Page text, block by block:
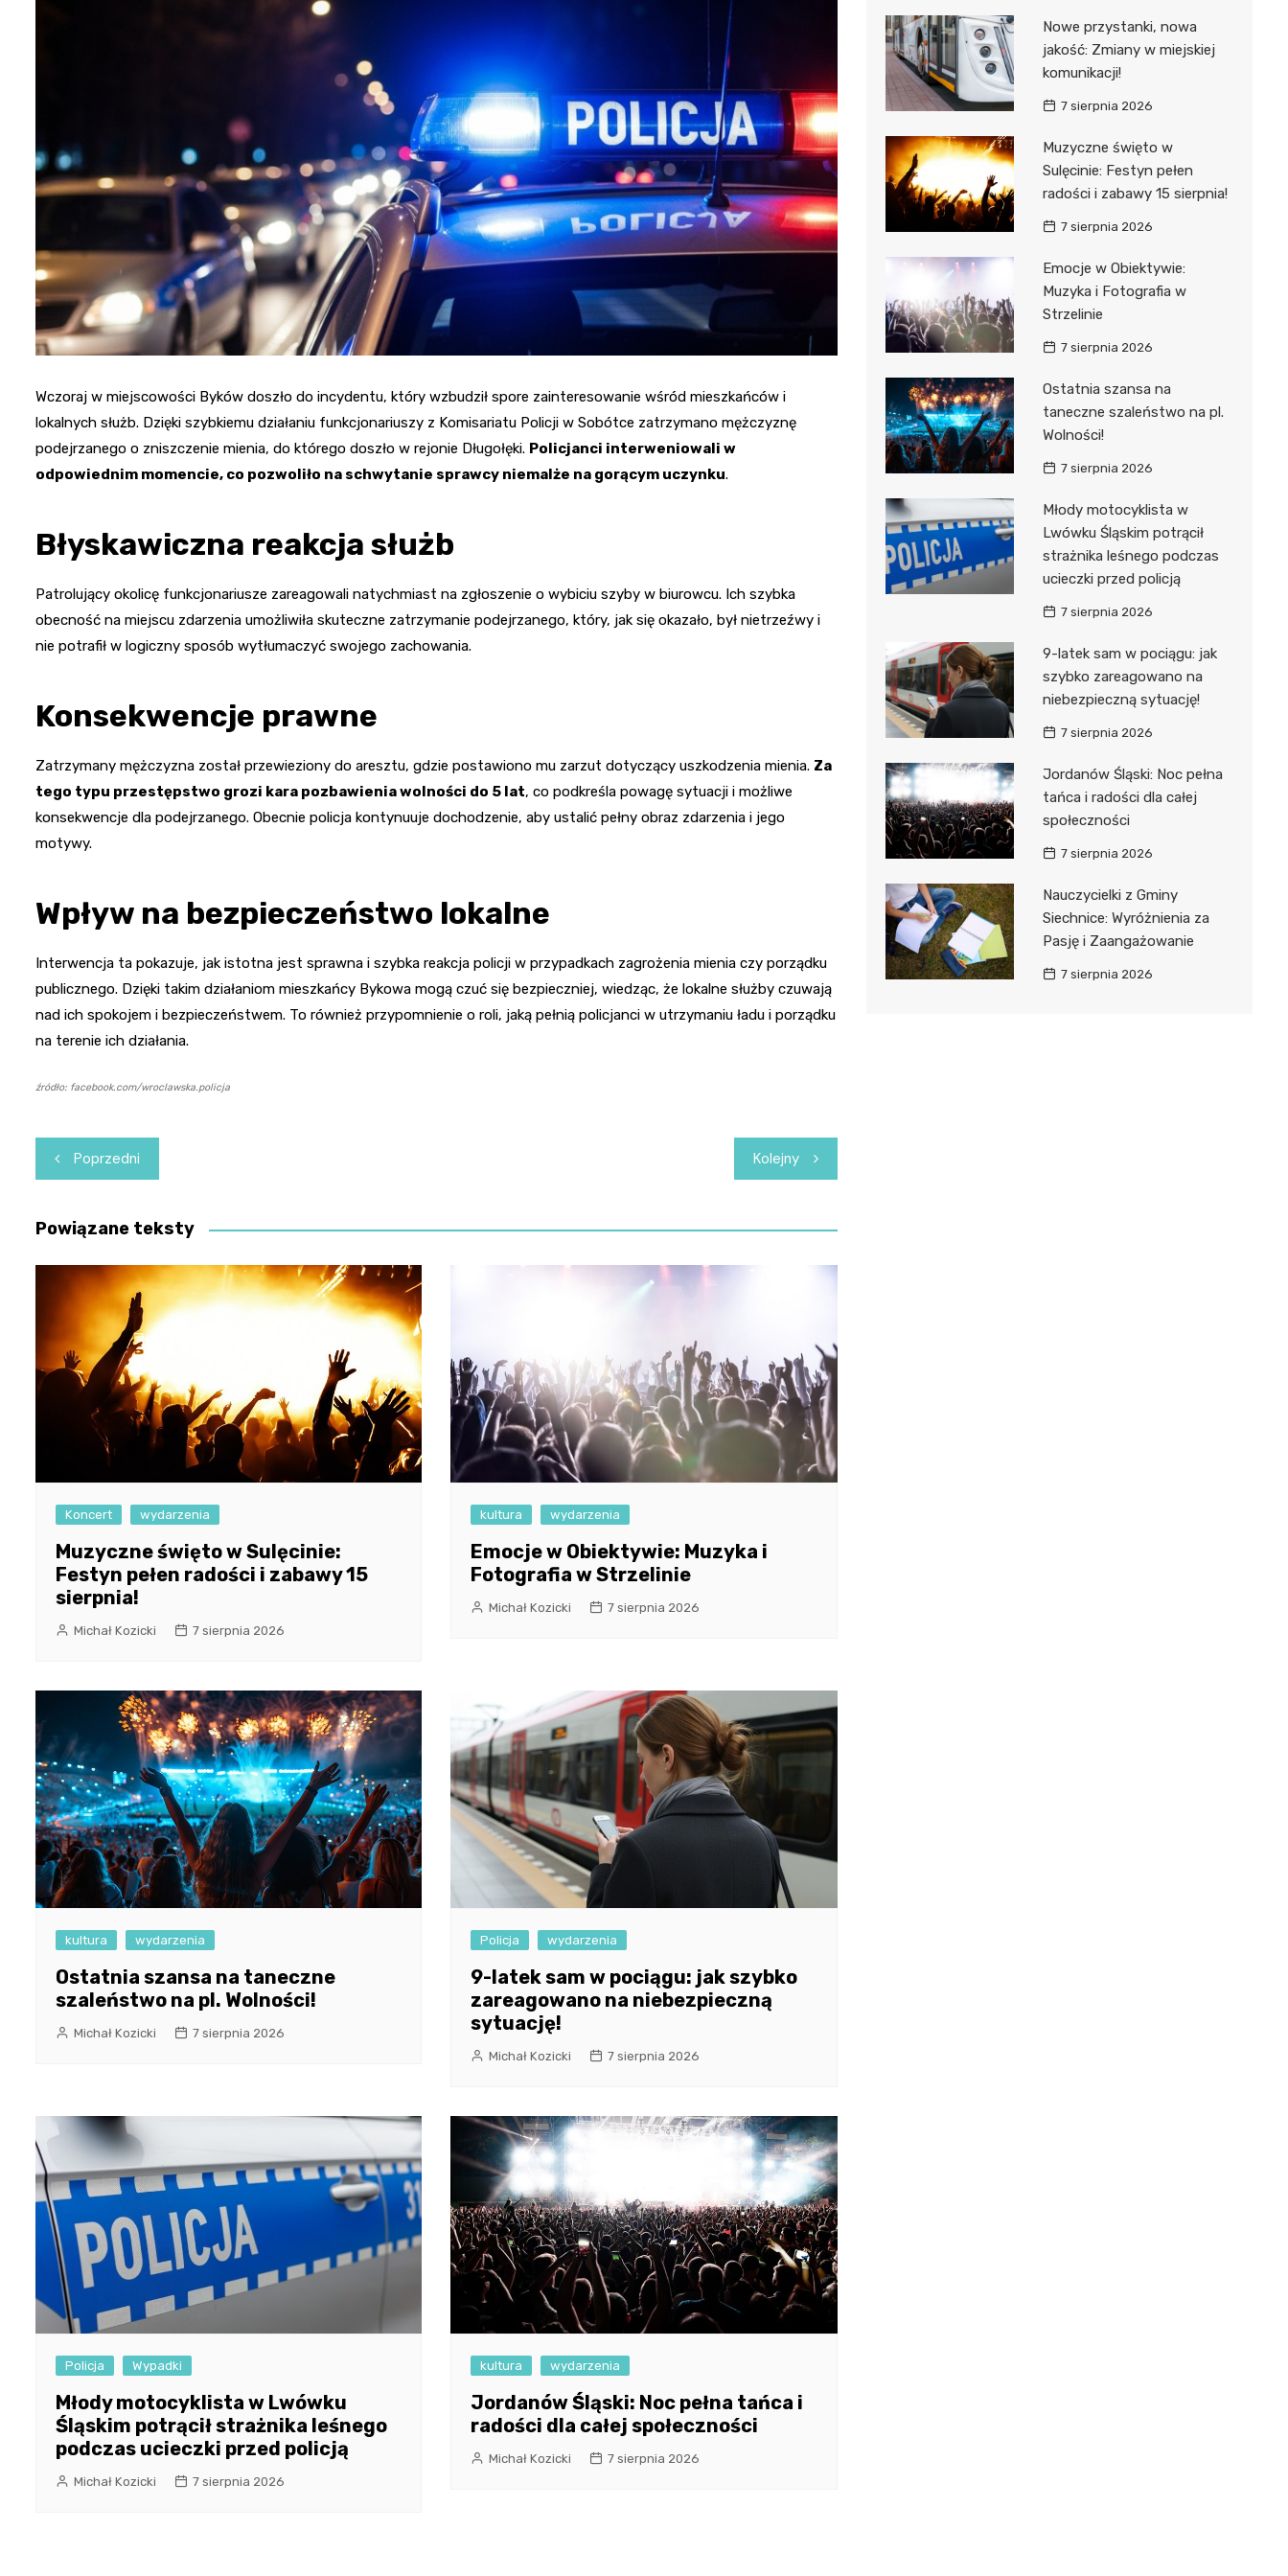
Poczta
Wczoraj w miejscowości Byków doszło do incydentu, który wzbudził spore zainteresowanie wśród mieszkańców i
lokalnych służb. Dzięki szybkiemu działaniu funkcjonariuszy z Komisariatu Policji w Sobótce zatrzymano mężczyznę
podejrzanego o zniszczenie mienia, do którego doszło w rejonie Długołęki. Policjanci interweniowali w
odpowiednim momencie, co pozwoliło na schwytanie sprawcy niemalże na gorącym uczynku.
Błyskawiczna reakcja służb
Patrolujący okolicę funkcjonariusze zareagowali natychmiast na zgłoszenie o wybiciu szyby w biurowcu. Ich szybka
obecność na miejscu zdarzenia umożliwiła skuteczne zatrzymanie podejrzanego, który, jak się okazało, był nietrzeźwy i
nie potrafił w logiczny sposób wytłumaczyć swojego zachowania.
Konsekwencje prawne
Zatrzymany mężczyzna został przewieziony do aresztu, gdzie postawiono mu zarzut dotyczący uszkodzenia mienia. Za
tego typu przestępstwo grozi kara pozbawienia wolności do 5 lat, co podkreśla powagę sytuacji i możliwe
konsekwencje dla podejrzanego. Obecnie policja kontynuuje dochodzenie, aby ustalić pełny obraz zdarzenia i jego
motywy.
Wpływ na bezpieczeństwo lokalne
Interwencja ta pokazuje, jak istotna jest sprawna i szybka reakcja policji w przypadkach zagrożenia mienia czy porządku
publicznego. Dzięki takim działaniom mieszkańcy Bykowa mogą czuć się bezpieczniej, wiedząc, że lokalne służby czuwają
nad ich spokojem i bezpieczeństwem. To również przypomnienie o roli, jaką pełnią policjanci w utrzymaniu ładu i porządku
na terenie ich działania.
źródło: facebook.com/wroclawska.policja
Nawigacja
wpisu
Poprzedni Kolejny
Powiązane teksty
Koncert wydarzenia
Muzyczne święto w Sulęcinie:
Festyn pełen radości i zabawy 15
sierpnia!
Michał Kozicki 7 sierpnia 2026
kultura wydarzenia
Emocje w Obiektywie: Muzyka i
Fotografia w Strzelinie
Michał Kozicki 7 sierpnia 2026
kultura wydarzenia
Ostatnia szansa na taneczne
szaleństwo na pl. Wolności!
Michał Kozicki 7 sierpnia 2026
Policja wydarzenia
9-latek sam w pociągu: jak szybko
zareagowano na niebezpieczną
sytuację!
Michał Kozicki 7 sierpnia 2026
Policja Wypadki
Młody motocyklista w Lwówku
Śląskim potrącił strażnika leśnego
podczas ucieczki przed policją
Michał Kozicki 7 sierpnia 2026
kultura wydarzenia
Jordanów Śląski: Noc pełna tańca i
radości dla całej społeczności
Michał Kozicki 7 sierpnia 2026
Nowe przystanki, nowa
jakość: Zmiany w miejskiej
komunikacji!
7 sierpnia 2026
Muzyczne święto w
Sulęcinie: Festyn pełen
radości i zabawy 15 sierpnia!
7 sierpnia 2026
Emocje w Obiektywie:
Muzyka i Fotografia w
Strzelinie
7 sierpnia 2026
Ostatnia szansa na
taneczne szaleństwo na pl.
Wolności!
7 sierpnia 2026
Młody motocyklista w
Lwówku Śląskim potrącił
strażnika leśnego podczas
ucieczki przed policją
7 sierpnia 2026
9-latek sam w pociągu: jak
szybko zareagowano na
niebezpieczną sytuację!
7 sierpnia 2026
Jordanów Śląski: Noc pełna
tańca i radości dla całej
społeczności
7 sierpnia 2026
Nauczycielki z Gminy
Siechnice: Wyróżnienia za
Pasję i Zaangażowanie
7 sierpnia 2026